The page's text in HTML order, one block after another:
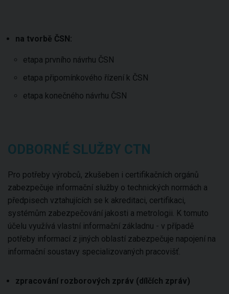
na tvorbě ČSN:
etapa prvního návrhu ČSN
etapa připomínkového řízení k ČSN
etapa konečného návrhu ČSN
ODBORNÉ SLUŽBY CTN
Pro potřeby výrobců, zkušeben i certifikačních orgánů
zabezpečuje informační služby o technických normách a
předpisech vztahujících se k akreditaci, certifikaci,
systémům zabezpečování jakosti a metrologii. K tomuto
účelu využívá vlastní informační základnu - v případě
potřeby informací z jiných oblastí zabezpečuje napojení na
informační soustavy specializovaných pracovišť.
zpracování rozborových zpráv (dílčích zpráv)